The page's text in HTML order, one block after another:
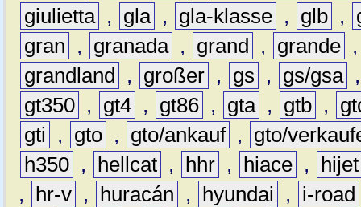
giulietta , gla , gla-klasse , glb ,
gran
, granada , grand , grande
grandland
, großer , gs , gs/gsa
gt350 , gt4 , gt86 , gta , gtb ,
gti
, gto , gto/ankauf ,
gto/
h350 , hellcat , hhr , hiace ,
hijet
,
hr-v , huracán , hyundai ,
i-road